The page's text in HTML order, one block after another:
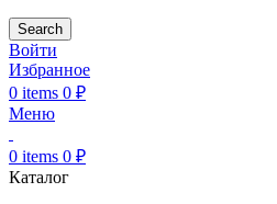
Search
Войти
Избранное
0 items 0 ₽
Меню
0 items 0 ₽
Каталог